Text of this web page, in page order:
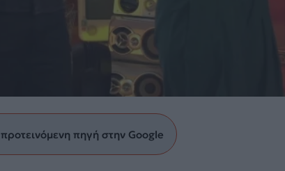
πηγή στην Google